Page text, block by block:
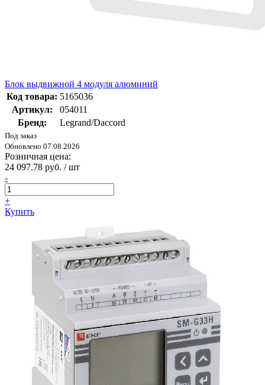
Блок выдвижной 4 модуля алюминий
Код товара: 5165036
Артикул:
054011
Бренд:
Legrand/Daccord
Под заказ
Обновлено 07.08.2026
Розничная цена:
24 097.78 руб. / шт
-
+
Купить